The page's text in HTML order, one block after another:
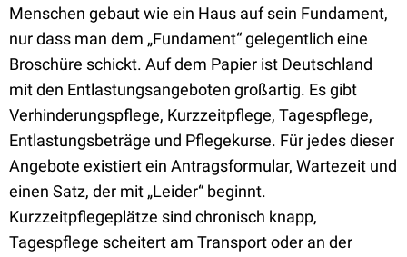
Menschen gebaut wie ein Haus auf sein Fundament,
nur dass man dem „Fundament“ gelegentlich eine
Broschüre schickt. Auf dem Papier ist Deutschland
mit den Entlastungsangeboten großartig. Es gibt
Verhinderungspflege, Kurzzeitpflege, Tagespflege,
Entlastungsbeträge und Pflegekurse. Für jedes dieser
Angebote existiert ein Antragsformular, Wartezeit und
einen Satz, der mit „Leider“ beginnt.
Kurzzeitpflegeplätze sind chronisch knapp,
Tagespflege scheitert am Transport oder an der